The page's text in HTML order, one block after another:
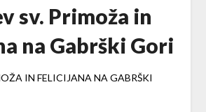
sv. Primoža in
na Gabrški Gori
IN FELICIJANA NA GABRŠKI